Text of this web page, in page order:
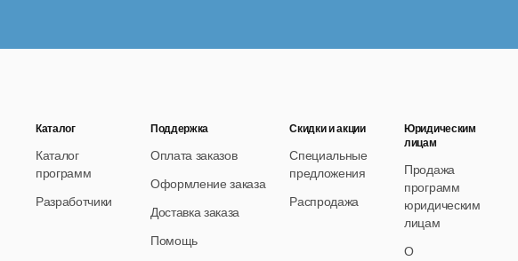
Каталог
Каталог
программ
Разработчики
Поддержка
Оплата заказов
Оформление заказа
Доставка заказа
Помощь
Скидки и акции
Специальные
предложения
Распродажа
Юридическим
лицам
Продажа
программ
юридическим
лицам
О